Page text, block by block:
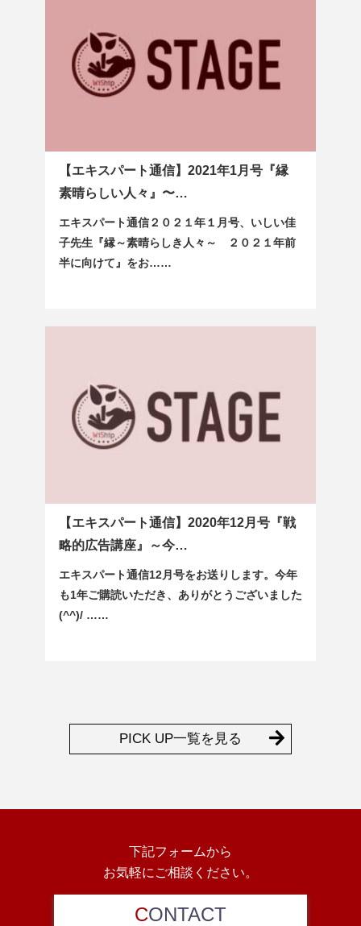
【エキスパート通信】2021年1月号『縁
素晴らしい人々』〜…
エキスパート通信２０２１年１月号、いしい佳
子先生『縁～素晴らしき人々～ ２０２１年前
半に向けて』をお……
【エキスパート通信】2020年12月号『戦
略的広告講座』～今…
エキスパート通信12月号をお送りします。今年
も1年ご購読いただき、ありがとうございました
(^^)/ ……
PICK UP一覧を見る
下記フォームから
お気軽にご相談ください。
CONTACT